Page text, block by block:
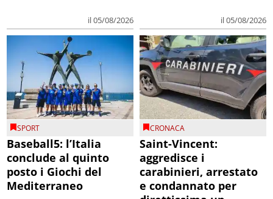
il 05/08/2026 il 05/08/2026
SPORT
Baseball5: l’Italia
conclude al quinto
posto i Giochi del
Mediterraneo
CRONACA
Saint-Vincent:
aggredisce i
carabinieri, arrestato
e condannato per